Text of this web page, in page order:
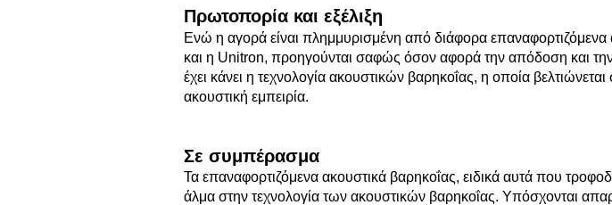
Πρωτοπορία και εξέλιξη
Ενώ η αγορά είναι πλημμυρισμένη από διάφορα
και η Unitron, προηγούνται σαφώς όσον αφορά την απόδοση και
έχει κάνει η τεχνολογία ακουστικών βαρηκοΐας, η οποία
ακουστική εμπειρία.
Σε συμπέρασμα
Τα επαναφορτιζόμενα ακουστικά βαρηκοΐας, ειδικά αυτά που
άλμα στην τεχνολογία των ακουστικών βαρηκοΐας. Υπόσχονται